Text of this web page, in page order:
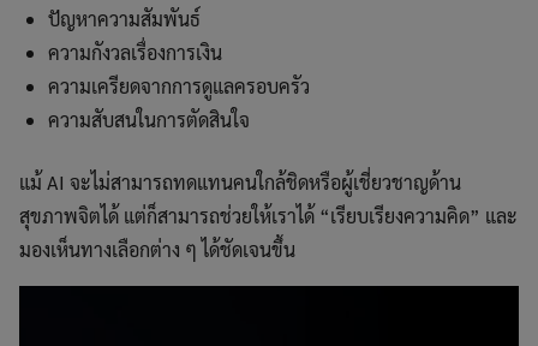
ปัญหาความสัมพันธ์
ความกังวลเรื่องการเงิน
ความเครียดจากการดูแลครอบครัว
ความสับสนในการตัดสินใจ
แม้ AI จะไม่สามารถทดแทนคนใกล้ชิดหรือผู้เชี่ยวชาญด้าน
สุขภาพจิตได้ แต่ก็สามารถช่วยให้เราได้ “เรียบเรียงความคิด” และ
มองเห็นทางเลือกต่าง ๆ ได้ชัดเจนขึ้น